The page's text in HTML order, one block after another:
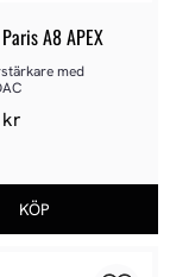
A8 APEX
med
kr